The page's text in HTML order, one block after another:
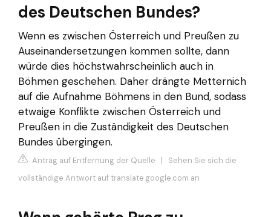
des Deutschen Bundes?
Wenn es zwischen Österreich und Preußen zu
Auseinandersetzungen kommen sollte, dann
würde dies höchstwahrscheinlich auch in
Böhmen geschehen. Daher drängte Metternich
auf die Aufnahme Böhmens in den Bund, sodass
etwaige Konflikte zwischen Österreich und
Preußen in die Zuständigkeit des Deutschen
Bundes übergingen.
Antrag auf Entfernung der Quelle | Sehen Sie sich die
vollständige Antwort auf translate.google.com an